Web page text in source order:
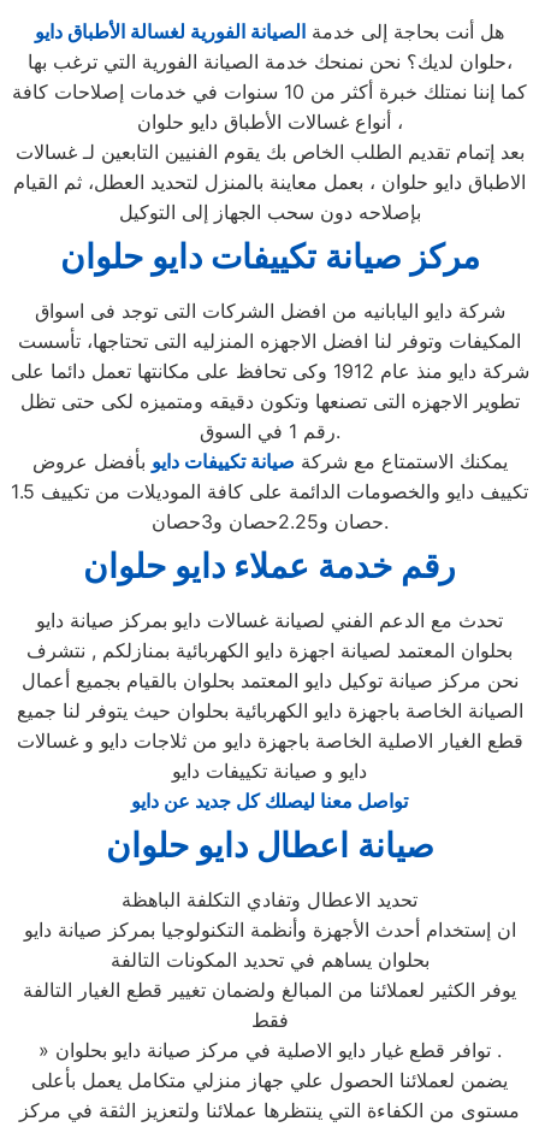
هل أنت بحاجة إلى خدمة الصيانة الفورية لغسالة الأطباق دايو
حلوان لديك؟ نحن نمنحك خدمة الصيانة الفورية التي ترغب بها،
كما إننا نمتلك خبرة أكثر من 10 سنوات في خدمات إصلاحات كافة
أنواع غسالات الأطباق دايو حلوان ،
بعد إتمام تقديم الطلب الخاص بك يقوم الفنيين التابعين لـ غسالات
الاطباق دايو حلوان ، بعمل معاينة بالمنزل لتحديد العطل، ثم القيام
بإصلاحه دون سحب الجهاز إلى التوكيل
مركز صيانة تكييفات دايو حلوان
شركة دايو اليابانيه من افضل الشركات التى توجد فى اسواق
المكيفات وتوفر لنا افضل الاجهزه المنزليه التى تحتاجها، تأسست
شركة دايو منذ عام 1912 وكى تحافظ على مكانتها تعمل دائما على
تطوير الاجهزه التى تصنعها وتكون دقيقه ومتميزه لكى حتى تظل
رقم 1 في السوق.
يمكنك الاستمتاع مع شركة صيانة تكييفات دايو بأفضل عروض
تكييف دايو والخصومات الدائمة على كافة الموديلات من تكييف 1.5
حصان و2.25حصان و3حصان.
رقم خدمة عملاء دايو حلوان
تحدث مع الدعم الفني لصيانة غسالات دايو بمركز صيانة دايو
بحلوان المعتمد لصيانة اجهزة دايو الكهربائية بمنازلكم , نتشرف
نحن مركز صيانة توكيل دايو المعتمد بحلوان بالقيام بجميع أعمال
الصيانة الخاصة باجهزة دايو الكهربائية بحلوان حيث يتوفر لنا جميع
قطع الغيار الاصلية الخاصة باجهزة دايو من ثلاجات دايو و غسالات
دايو و صيانة تكييفات دايو
تواصل معنا ليصلك كل جديد عن دايو
صيانة اعطال دايو حلوان
تحديد الاعطال وتفادي التكلفة الباهظة
ان إستخدام أحدث الأجهزة وأنظمة التكنولوجيا بمركز صيانة دايو
بحلوان يساهم في تحديد المكونات التالفة
يوفر الكثير لعملائنا من المبالغ ولضمان تغيير قطع الغيار التالفة
فقط
» توافر قطع غيار دايو الاصلية في مركز صيانة دايو بحلوان .
يضمن لعملائنا الحصول علي جهاز منزلي متكامل يعمل بأعلى
مستوى من الكفاءة التي ينتظرها عملائنا ولتعزيز الثقة في مركز